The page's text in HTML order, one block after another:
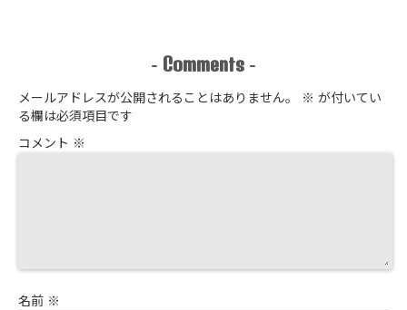
- Comments -
メールアドレスが公開されることはありません。 ※ が付いてい
る欄は必須項目です
コメント ※
名前 ※